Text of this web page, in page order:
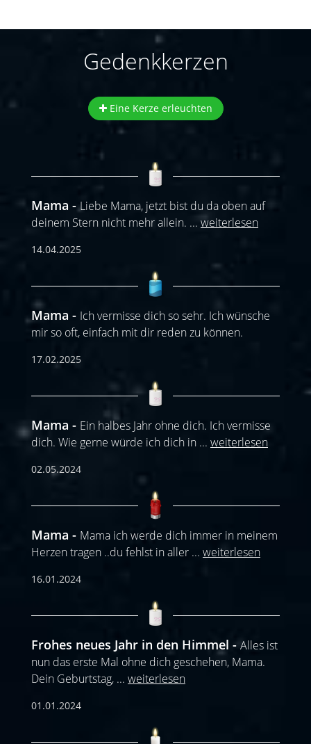
Gedenkkerzen
Eine Kerze erleuchten
Mama
Liebe Mama, jetzt bist du da oben auf
deinem Stern nicht mehr allein. ... weiterlesen
14.04.2025
Mama
Ich vermisse dich so sehr. Ich wünsche
mir so oft, einfach mit dir reden zu können.
17.02.2025
Mama
Ein halbes Jahr ohne dich. Ich vermisse
dich. Wie gerne würde ich dich in ... weiterlesen
02.05.2024
Mama
Mama ich werde dich immer in meinem
Herzen tragen ..du fehlst in aller ... weiterlesen
16.01.2024
Frohes neues Jahr in den Himmel
Alles ist
nun das erste Mal ohne dich geschehen, Mama.
Dein Geburtstag, ... weiterlesen
01.01.2024